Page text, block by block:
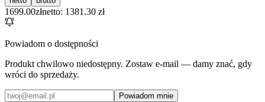
1699.00złnetto: 1381.30 zł
Powiadom o dostępności
Produkt chwilowo niedostępny. Zostaw e-mail — damy znać, gdy
wróci do sprzedaży.
Powiadom mnie